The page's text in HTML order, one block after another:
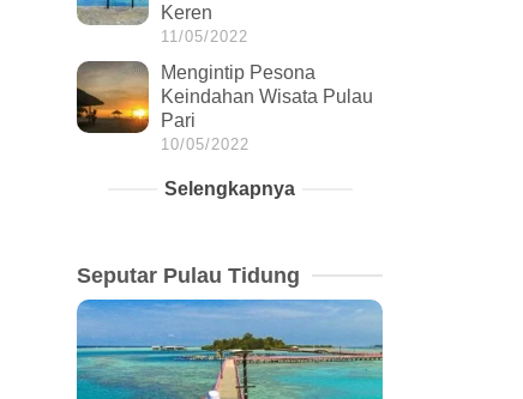
Keren
11/05/2022
Mengintip Pesona
Keindahan Wisata Pulau
Pari
10/05/2022
Selengkapnya
Seputar Pulau Tidung